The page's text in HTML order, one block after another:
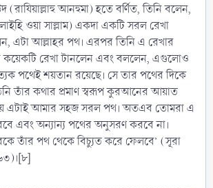
(রাযিয়াল্লাহু আনহুমা) হতে বর্ণিত, তিনি বলেন,
ওয়া সাল্লাম) একদা একটি সরল রেখা
এটা আল্লাহর পথ। এরপর তিনি এ রেখার
রেখা টানলেন এবং বললেন, এগুলোও
পথেই শয়তান রয়েছে। সে তার পথের দিকে
তাঁর কথার প্রমাণ স্বরূপ কুরআনের আয়াত
এটাই আমার সহজ সরল পথ। অতএব তোমরা এ
এবং অন্যান্য পথের অনুসরণ করবে না।
তাঁর পথ থেকে বিচ্যুত করে ফেলবে’ (সূরা